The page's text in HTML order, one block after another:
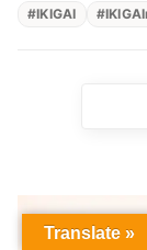
出会った2日間
#IKIGAI #
Translate »